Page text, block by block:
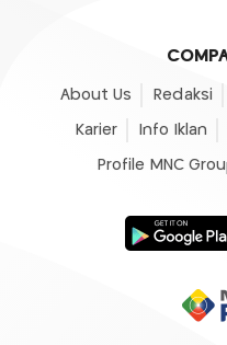
About Us Redaksi
Karier Info Iklan
Profile MNC